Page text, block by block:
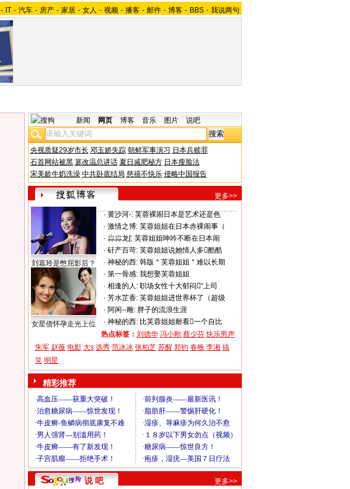
- IT - 汽车 - 房产 - 家居 - 女人 - 视频 - 播客 - 邮件 - 博客 - BBS - 我说两句
新闻 网页 博客 音乐 图片 说吧
央视质疑29岁市长 邓玉娇失踪 朝鲜军事演习 日本兵赎罪
石首网站被黑 篡改温总讲话 夏日减肥秘方 日本瘦脸法
宋美龄牛奶洗澡 中共卧底结局 慈禧不快乐 侵略中国报告
更多>>
刘嘉玲是憋屈影后？
女星借怀孕走光上位
· 黄沙河-: 芙蓉裸闹日本是艺术还是色
· 激情之博: 芙蓉姐姐在日本赤裸闹事（
· 尛尛龙[: 芙蓉姐姐呻吟不断在日本闹
· 矸产百苛: 芙蓉姐姐说她情人多酷酷
· 神秘的西: 韩版＂芙蓉姐姐＂难以长期
· 第一骨感: 我想娶芙蓉姐姐
· 相逢的人: 职场女性十大郁闷“上司
· 芳水芷香: 芙蓉姐姐进世界杯了（超级
· 阿闲--雕: 胖子的流浪生涯
· 神秘的西: 比芙蓉姐姐耐看一个自比
热点标签： 刘德华 冯小刚 蔡少芬 快乐男声
朱军 赵薇 电影 大s 选秀 范冰冰 张柏芝 苏醒 郑钧 春晚 李湘 搞
笑 明星
精彩推荐
说 吧 更多>>